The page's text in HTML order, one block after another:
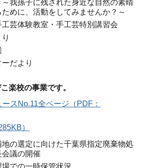
我孫子に残された身近な自然の素晴
めに、活動をしてみませんか？～
工芸体験教室・手工芸特別講習会
だより
楽校の事業です。
スNo.11全ページ（PDF：
）
の選定に向けた千葉県指定廃棄物処
議の開催